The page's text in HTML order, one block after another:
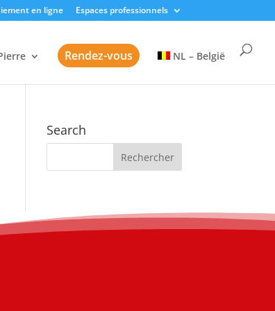
en ligne Espaces professionnels
Rendez-vous NL – België
Search